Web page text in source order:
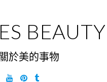
BEAUTY
於美的事物
YouTubePinterest
Tumblr